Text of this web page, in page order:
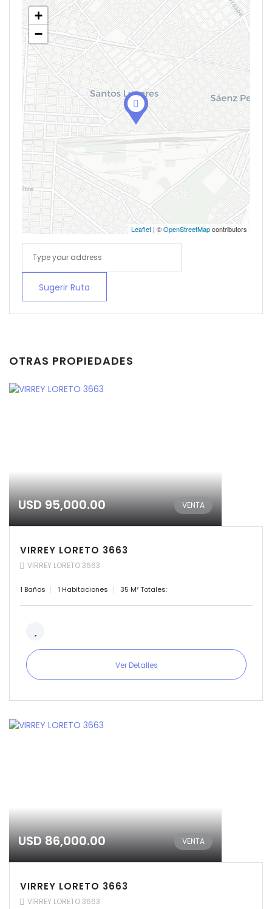
+
−
Leaflet | ©OpenStreetMapcontributors
Sugerir Ruta
OTRAS PROPIEDADES
USD 95,000.00 VENTA
VIRREY LORETO 3663
VIRREY LORETO 3663
1 Baños 1 Habitaciones 35 M² Totales:
Ver Detalles
USD 86,000.00 VENTA
VIRREY LORETO 3663
VIRREY LORETO 3663
Remember me Forgot Password?